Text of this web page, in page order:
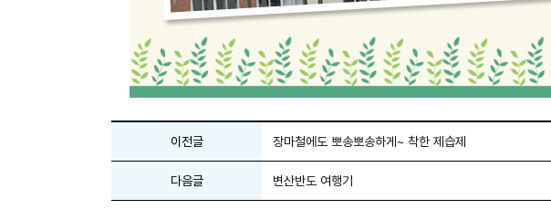
이전글 장마철에도 뽀송뽀송하게~ 착한 제습제
다음글 변산반도 여행기